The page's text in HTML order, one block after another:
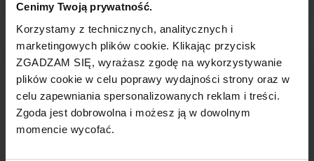
Cenimy Twoją prywatność.
Korzystamy z technicznych, analitycznych i
marketingowych plików cookie. Klikając przycisk
ZGADZAM SIĘ, wyrażasz zgodę na wykorzystywanie
plików cookie w celu poprawy wydajności strony oraz w
celu zapewniania spersonalizowanych reklam i treści.
Zgoda jest dobrowolna i możesz ją w dowolnym
momencie wycofać.
Informacje o linii Airlinair
Airlinair to francuski tani przewoźnik oferujący
regionalne loty regularne (niektóre w imieniu Air
France) oraz podnajmowanie floty. Linie utworzyły